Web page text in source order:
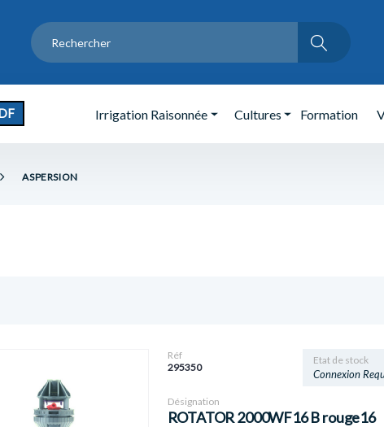
Formation
Cultures
Irrigation Raisonnée
ASPERSION
Etat de stock
Connexion
Réf
295350
Désignation
ROTATOR 2000WF16 B rouge16